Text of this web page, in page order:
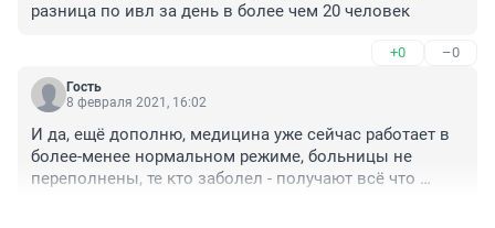
разница по ивл за день в более чем 20 человек
+0 –0
Гость
8 февраля 2021, 16:02
И да, ещё дополню, медицина уже сейчас работает в
более-менее нормальном режиме, больницы не
переполнены, те кто заболел - получают всё что